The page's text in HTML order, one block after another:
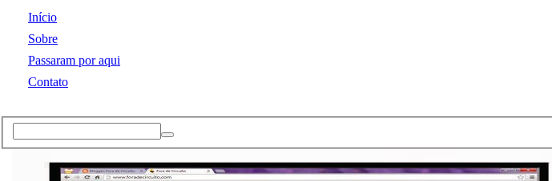
Início
Sobre
Passaram por aqui
Contato